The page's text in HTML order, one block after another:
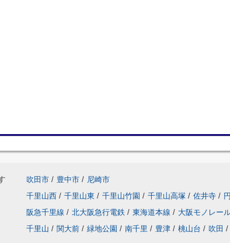
吹田市 / 豊中市 / 尼崎市
千里山西 / 千里山東 / 千里山竹園 / 千里山高塚 / 佐井寺 /
阪急千里線 / 北大阪急行電鉄 / 東海道本線 / 大阪モノレー
千里山 / 関大前 / 緑地公園 / 南千里 / 豊津 / 桃山台 / 吹田 /